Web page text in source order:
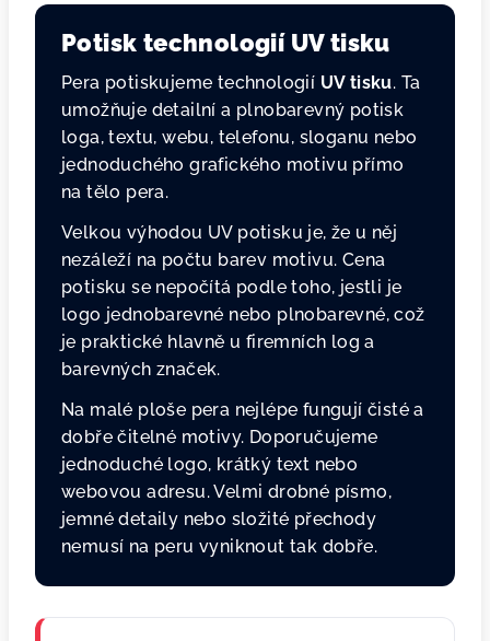
Potisk technologií UV tisku
Pera potiskujeme technologií UV tisku. Ta
umožňuje detailní a plnobarevný potisk
loga, textu, webu, telefonu, sloganu nebo
jednoduchého grafického motivu přímo
na tělo pera.
Velkou výhodou UV potisku je, že u něj
nezáleží na počtu barev motivu. Cena
potisku se nepočítá podle toho, jestli je
logo jednobarevné nebo plnobarevné, což
je praktické hlavně u firemních log a
barevných značek.
Na malé ploše pera nejlépe fungují čisté a
dobře čitelné motivy. Doporučujeme
jednoduché logo, krátký text nebo
webovou adresu. Velmi drobné písmo,
jemné detaily nebo složité přechody
nemusí na peru vyniknout tak dobře.